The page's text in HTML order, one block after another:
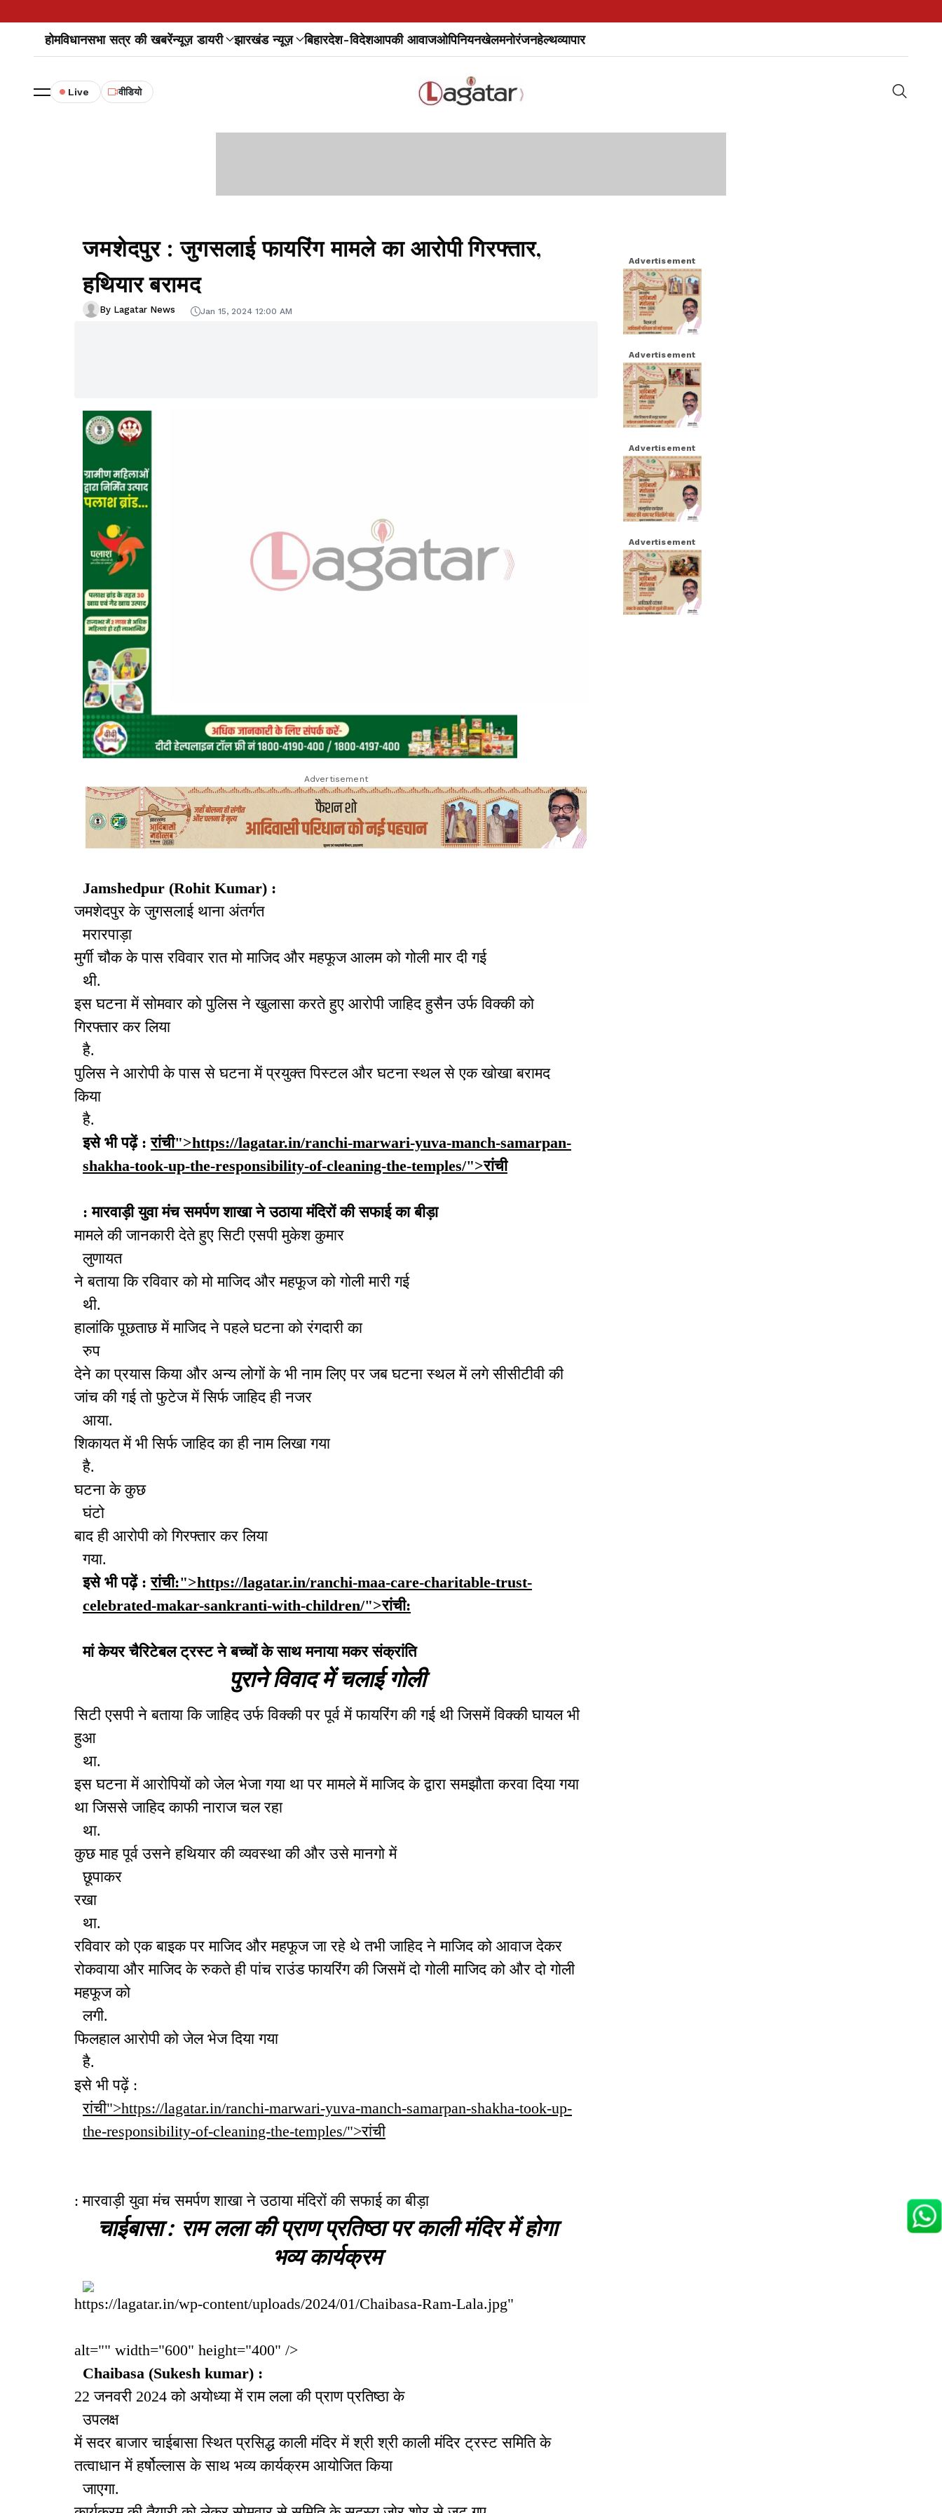
होमविधानसभा सत्र की खबरेंन्यूज़ डायरी झारखंड न्यूज़ बिहारदेश-विदेशआपकी आवाजओपिनियनखेलमनोरंजनहेल्थव्यापार
Live वीडियो
जमशेदपुर : जुगसलाई फायरिंग मामले का आरोपी गिरफ्तार,
हथियार बरामद
By Lagatar News Jan 15, 2024 12:00 AM
Advertisement
Jamshedpur (RohitKumar) :
जमशेदपुर के जुगसलाई थाना अंतर्गत
मरारपाड़ा
मुर्गी चौक के पास रविवार रात मो माजिद और महफूज आलम को गोली मार दी गई
थी.
इस घटना में सोमवार को पुलिस ने खुलासा करते हुए आरोपी जाहिद हुसैन उर्फ विक्की को
गिरफ्तार कर लिया
है.
पुलिस ने आरोपी के पास से घटना में प्रयुक्त पिस्टल और घटना स्थल से एक खोखा बरामद
किया
है.
इसे भी पढ़ें :रांची">https://lagatar.in/ranchi-marwari-yuva-manch-samarpan-
shakha-took-up-the-responsibility-of-cleaning-the-temples/">रांची
: मारवाड़ी युवा मंच समर्पण शाखा ने उठाया मंदिरों की सफाई का बीड़ा
मामले की जानकारी देते हुए सिटी एसपी मुकेश कुमार
लुणायत
ने बताया कि रविवार को मो माजिद और महफूज को गोली मारी गई
थी.
हालांकि पूछताछ में माजिद ने पहले घटना को रंगदारी का
रुप
देने का प्रयास किया और अन्य लोगों के भी नाम लिए पर जब घटना स्थल में लगे सीसीटीवी की
जांच की गई तो फुटेज में सिर्फ जाहिद ही नजर
आया.
शिकायत में भी सिर्फ जाहिद का ही नाम लिखा गया
है.
घटना के कुछ
घंटो
बाद ही आरोपी को गिरफ्तार कर लिया
गया.
इसे भी पढ़ें :रांची:">https://lagatar.in/ranchi-maa-care-charitable-trust-
celebrated-makar-sankranti-with-children/">रांची:
मां केयर चैरिटेबल ट्रस्ट ने बच्चों के साथ मनाया मकर संक्रांति
पुराने विवाद में चलाई गोली
सिटी एसपी ने बताया कि जाहिद उर्फ विक्की पर पूर्व में फायरिंग की गई थी जिसमें विक्की घायल भी
हुआ
था.
इस घटना में आरोपियों को जेल भेजा गया था पर मामले में माजिद के द्वारा समझौता करवा दिया गया
था जिससे जाहिद काफी नाराज चल रहा
था.
कुछ माह पूर्व उसने हथियार की व्यवस्था की और उसे मानगो में
छूपाकर
रखा
था.
रविवार को एक बाइक पर माजिद और महफूज जा रहे थे तभी जाहिद ने माजिद को आवाज देकर
रोकवाया और माजिद के रुकते ही पांच राउंड फायरिंग की जिसमें दो गोली माजिद को और दो गोली
महफूज को
लगी.
फिलहाल आरोपी को जेल भेज दिया गया
है.
इसे भी पढ़ें :
रांची">https://lagatar.in/ranchi-marwari-yuva-manch-samarpan-shakha-took-up-
the-responsibility-of-cleaning-the-temples/">रांची
: मारवाड़ी युवा मंच समर्पण शाखा ने उठाया मंदिरों की सफाई का बीड़ा
चाईबासा : राम लला की प्राण प्रतिष्ठा पर काली मंदिर में होगा
भव्य कार्यक्रम
https://lagatar.in/wp-content/uploads/2024/01/Chaibasa-Ram-Lala.jpg"
alt="" width="600" height="400" />
Chaibasa (Sukesh kumar) :
22 जनवरी 2024 को अयोध्या में राम लला की प्राण प्रतिष्ठा के
उपलक्ष
में सदर बाजार चाईबासा स्थित प्रसिद्ध काली मंदिर में श्री श्री काली मंदिर ट्रस्ट समिति के
तत्वाधान में हर्षोल्लास के साथ भव्य कार्यक्रम आयोजित किया
जाएगा.
Advertisement
Advertisement
Advertisement
Advertisement